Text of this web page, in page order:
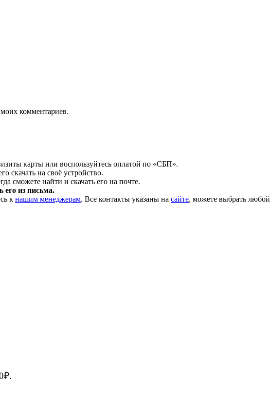
комментариев.
карты или воспользуйтесь оплатой по «СБП».
скачать на своё устройство.
сможете найти и скачать его на почте.
из письма.
к нашим менеджерам. Все контакты указаны на сайте, можете выбрать